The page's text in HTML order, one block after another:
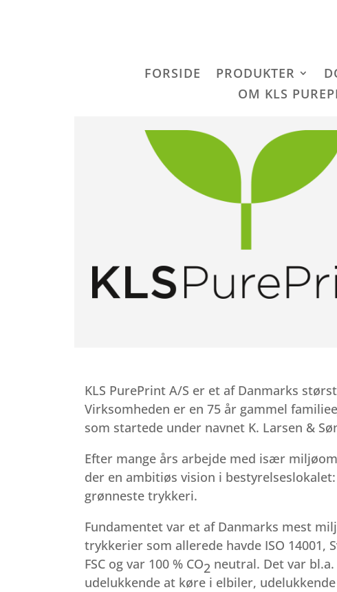
FORSIDE PRODUKTER
OM KLS
KLS PurePrint A/S er et af Danmarks
Virksomheden er en 75 år gammel
som startede under navnet K. Larsen &
Efter mange års arbejde med især
der en ambitiøs vision i
grønneste trykkeri.
Fundamentet var et af Danmarks mest
trykkerier som allerede havde ISO 14001,
FSC og var 100 % CO2 neutral. Det var
udelukkende at køre i elbiler,